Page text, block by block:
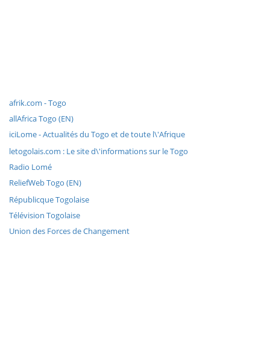
afrik.com - Togo
allAfrica Togo (EN)
iciLome - Actualités du Togo et de toute l\'Afrique
letogolais.com : Le site d\'informations sur le Togo
Radio Lomé
ReliefWeb Togo (EN)
Républicque Togolaise
Télévision Togolaise
Union des Forces de Changement